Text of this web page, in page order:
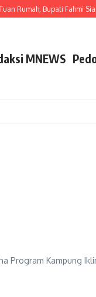
Rumah, Bupati Fahmi
MNEWS
Program Kampung